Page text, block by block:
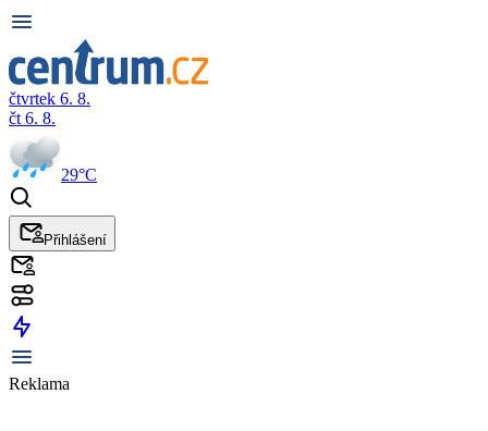
čtvrtek 6. 8.
čt 6. 8.
29°C
Přihlášení
Reklama